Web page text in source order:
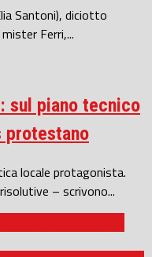
Santoni), diciotto
Ferri,...
sul piano tecnico
locale protagonista.
– scrivono...